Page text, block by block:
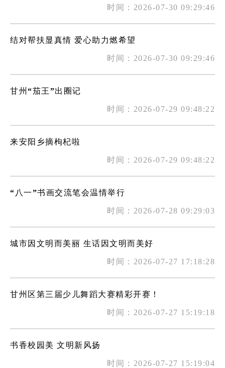
时间：2026-07-30 09:29:46
结对帮扶显真情 爱心助力燃希望
时间：2026-07-30 09:29:46
甘州“茄王”出圈记
时间：2026-07-29 09:48:22
来安阳乡摘枸杞啦
时间：2026-07-29 09:48:22
“八一”书画交流笔会温情举行
时间：2026-07-28 09:29:03
城市因文明而美丽 生话因文明而美好
时间：2026-07-27 17:18:28
甘州区第三届少儿舞蹈大赛精彩开赛！
时间：2026-07-27 15:19:18
书香校园美 文明新风扬
时间：2026-07-27 15:19:04